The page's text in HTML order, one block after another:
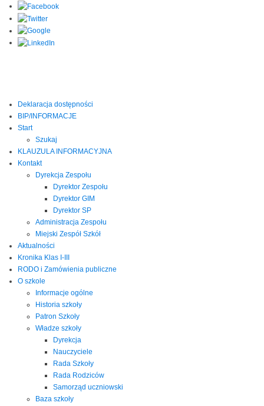
Deklaracja dostępności
BIP/INFORMACJE
Start
Szukaj
KLAUZULA INFORMACYJNA
Kontakt
Dyrekcja Zespołu
Dyrektor Zespołu
Dyrektor GIM
Dyrektor SP
Administracja Zespołu
Miejski Zespół Szkół
Aktualności
Kronika Klas I-III
RODO i Zamówienia publiczne
O szkole
Informacje ogólne
Historia szkoły
Patron Szkoły
Władze szkoły
Dyrekcja
Nauczyciele
Rada Szkoły
Rada Rodziców
Samorząd uczniowski
Baza szkoły